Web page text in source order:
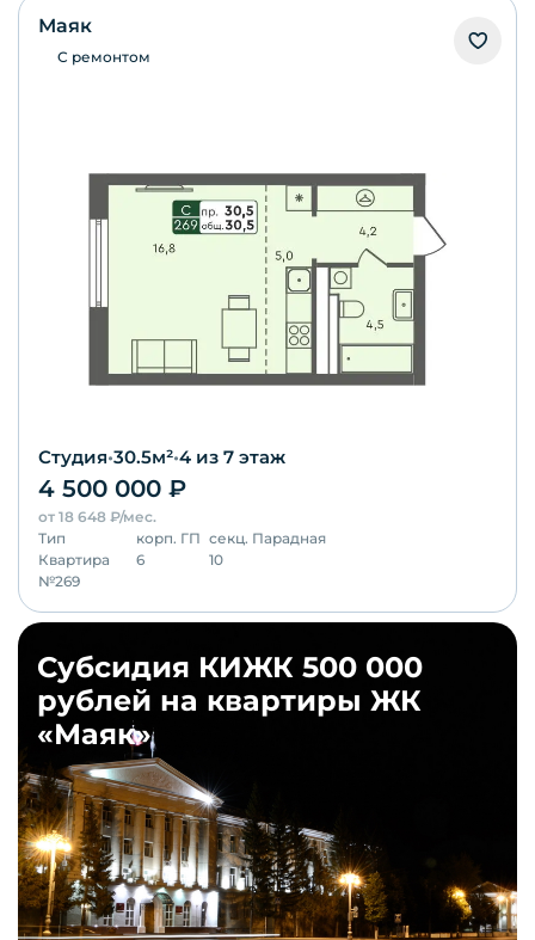
Маяк
С ремонтом
Студия•30.5м²•4 из 7 этаж
4 500 000 ₽
от 18 648 ₽/мес.
Тип
Квартира
корп. ГП
6
секц. Парадная
10
№269
Субсидия КИЖК 500 000
рублей на квартиры ЖК
«Маяк»